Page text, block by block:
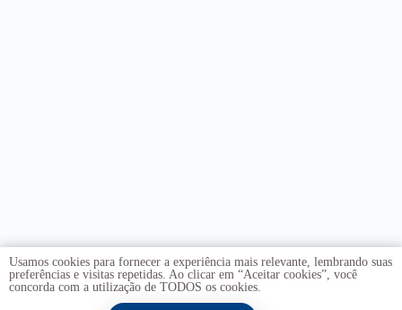
Usamos cookies para fornecer a experiência mais relevante, lembrando suas
preferências e visitas repetidas. Ao clicar em “Aceitar cookies”, você
concorda com a utilização de TODOS os cookies.